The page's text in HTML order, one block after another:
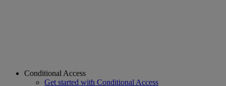
Conditional Access
Get started with Conditional Access